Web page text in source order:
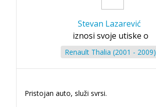
Stevan Lazarević
iznosi svoje utiske o
Renault Thalia (2001 - 2009)
Pristojan auto, služi svrsi.